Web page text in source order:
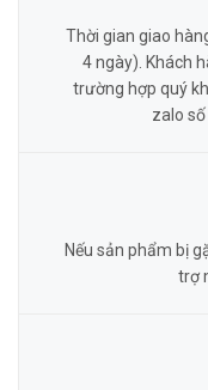
Thời gian giao
4 ngày). Khách
trường hợp quý
zalo
Nếu sản phẩm bị
trợ